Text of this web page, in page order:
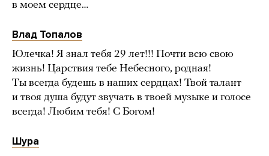
в моем сердце…
Влад Топалов
Юлечка! Я знал тебя 29 лет!!! Почти всю свою
жизнь! Царствия тебе Небесного, родная!
Ты всегда будешь в наших сердцах! Твой талант
и твоя душа будут звучать в твоей музыке и голосе
всегда! Любим тебя! С Богом!
Шура